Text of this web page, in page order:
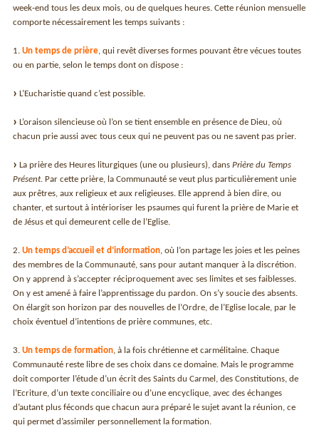
week-end tous les deux mois, ou de quelques heures. Cette réunion mensuelle
comporte nécessairement les temps suivants :
1.Un temps de prière, qui revêt diverses formes pouvant être vécues toutes
ou en partie, selon le temps dont on dispose :
L’Eucharistie quand c’est possible.
L’oraison silencieuse où l’on se tient ensemble en présence de Dieu, où
chacun prie aussi avec tous ceux qui ne peuvent pas ou ne savent pas prier.
La prière des Heures liturgiques (une ou plusieurs), dansPrière du Temps
Présent. Par cette prière, la Communauté se veut plus particulièrement unie
aux prêtres, aux religieux et aux religieuses. Elle apprend à bien dire, ou
chanter, et surtout à intérioriser les psaumes qui furent la prière de Marie et
de Jésus et qui demeurent celle de l’Eglise.
2.Un temps d’accueil et d’information, où l’on partage les joies et les peines
des membres de la Communauté, sans pour autant manquer à la discrétion.
On y apprend à s’accepter réciproquement avec ses limites et ses faiblesses.
On y est amené à faire l’apprentissage du pardon. On s’y soucie des absents.
On élargit son horizon par des nouvelles de l’Ordre, de l’Eglise locale, par le
choix éventuel d’intentions de prière communes, etc.
3.Un temps de formation, à la fois chrétienne et carmélitaine. Chaque
Communauté reste libre de ses choix dans ce domaine. Mais le programme
doit comporter l’étude d’un écrit des Saints du Carmel, des Constitutions, de
l’Ecriture, d’un texte conciliaire ou d’une encyclique, avec des échanges
d’autant plus féconds que chacun aura préparé le sujet avant la réunion, ce
qui permet d’assimiler personnellement la formation.